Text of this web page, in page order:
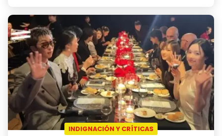
INDIGNACIÓN Y CRÍTICAS